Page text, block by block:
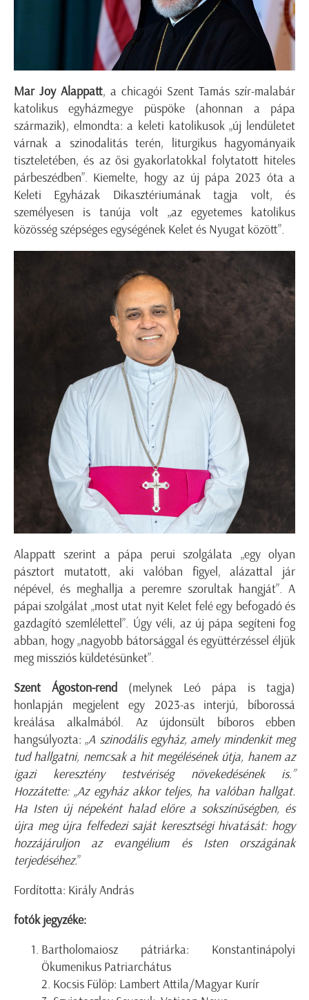
Mar Joy Alappatt, a chicagói Szent Tamás szír-malabár
katolikus egyházmegye püspöke (ahonnan a pápa
származik), elmondta: a keleti katolikusok „új lendületet
várnak a szinodalitás terén, liturgikus hagyományaik
tiszteletében, és az ősi gyakorlatokkal folytatott hiteles
párbeszédben”. Kiemelte, hogy az új pápa 2023 óta a
Keleti Egyházak Dikasztériumának tagja volt, és
személyesen is tanúja volt „az egyetemes katolikus
közösség szépséges egységének Kelet és Nyugat között”.
Alappatt szerint a pápa perui szolgálata „egy olyan
pásztort mutatott, aki valóban figyel, alázattal jár
népével, és meghallja a peremre szorultak hangját”. A
pápai szolgálat „most utat nyit Kelet felé egy befogadó és
gazdagító szemlélettel”. Úgy véli, az új pápa segíteni fog
abban, hogy „nagyobb bátorsággal és együttérzéssel éljük
meg missziós küldetésünket”.
Szent Ágoston-rend (melynek Leó pápa is tagja)
honlapján megjelent egy 2023-as interjú, bíborossá
kreálása alkalmából. Az újdonsült bíboros ebben
hangsúlyozta: „A szinodális egyház, amely mindenkit meg
tud hallgatni, nemcsak a hit megélésének útja, hanem az
igazi keresztény testvériség növekedésének is.”
Hozzátette: „Az egyház akkor teljes, ha valóban hallgat.
Ha Isten új népeként halad előre a sokszínűségben, és
újra meg újra felfedezi saját keresztségi hivatását: hogy
hozzájáruljon az evangélium és Isten országának
terjedéséhez.”
Fordította: Király András
fotók jegyzéke:
Bartholomaiosz pátriárka: Konstantinápolyi
Ökumenikus Patriarchátus
2. Kocsis Fülöp: Lambert Attila/Magyar Kurír